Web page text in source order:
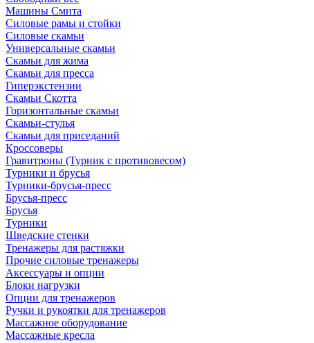
Машины Смита
Силовые рамы и стойки
Силовые скамьи
Универсальные скамьи
Скамьи для жима
Скамьи для пресса
Гиперэкстензии
Скамьи Скотта
Горизонтальные скамьи
Скамьи-стулья
Скамьи для приседаний
Кроссоверы
Гравитроны (Турник с противовесом)
Турники и брусья
Турники-брусья-пресс
Брусья-пресс
Брусья
Турники
Шведские стенки
Тренажеры для растяжки
Прочие силовые тренажеры
Аксессуары и опции
Блоки нагрузки
Опции для тренажеров
Ручки и рукоятки для тренажеров
Массажное оборудование
Массажные кресла